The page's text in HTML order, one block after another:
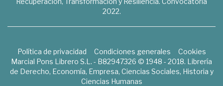
2022.
Política de privacidad Condiciones generales
Cookies
Marcial Pons Librero S.L. - B82947326 © 1948 - 2018. Librería
de Derecho, Economía, Empresa, Ciencias Sociales, Historia y
Ciencias Humanas